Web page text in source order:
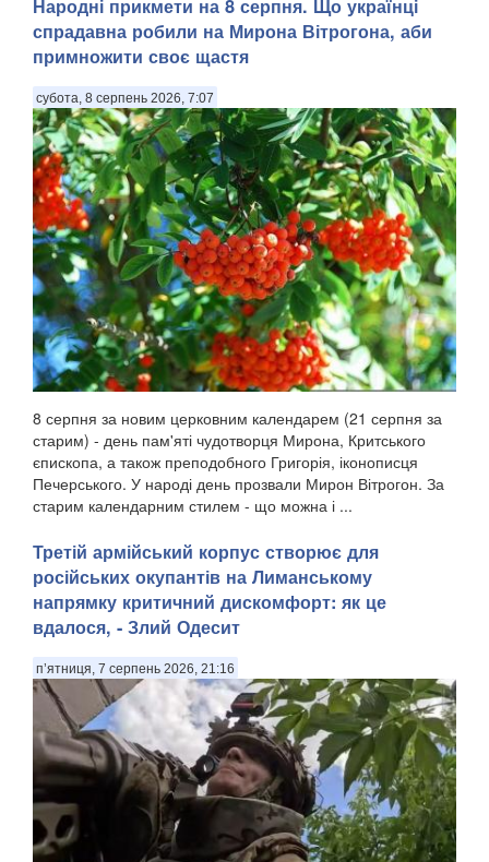
Народні прикмети на 8 серпня. Що українці
спрадавна робили на Мирона Вітрогона, аби
примножити своє щастя
субота, 8 серпень 2026, 7:07
8 серпня за новим церковним календарем (21 серпня за
старим) - день пам'яті чудотворця Мирона, Критського
єпископа, а також преподобного Григорія, іконописця
Печерського. У народі день прозвали Мирон Вітрогон. За
старим календарним стилем - що можна і ...
Третій армійський корпус створює для
російських окупантів на Лиманському
напрямку критичний дискомфорт: як це
вдалося, - Злий Одесит
п’ятниця, 7 серпень 2026, 21:16